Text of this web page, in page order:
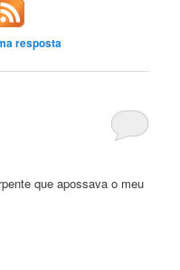
resposta
que apossava o meu